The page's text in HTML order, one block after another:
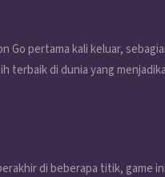
Gopertama kali keluar,
terbaik di dunia yang
di beberapa titik, game